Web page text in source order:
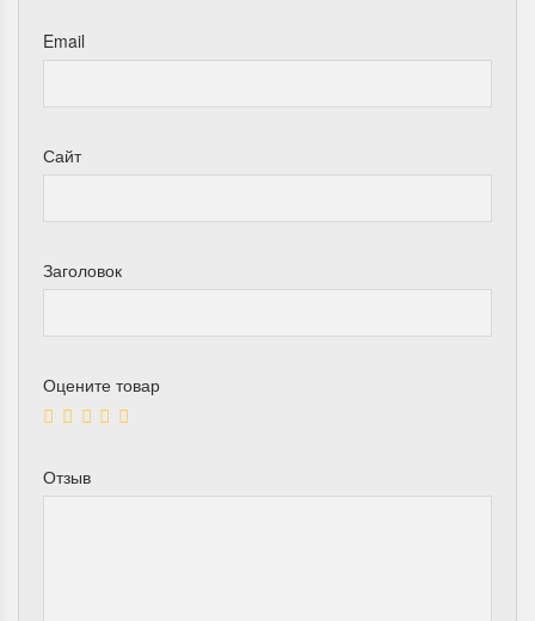
Email
Сайт
Заголовок
Оцените товар
Отзыв